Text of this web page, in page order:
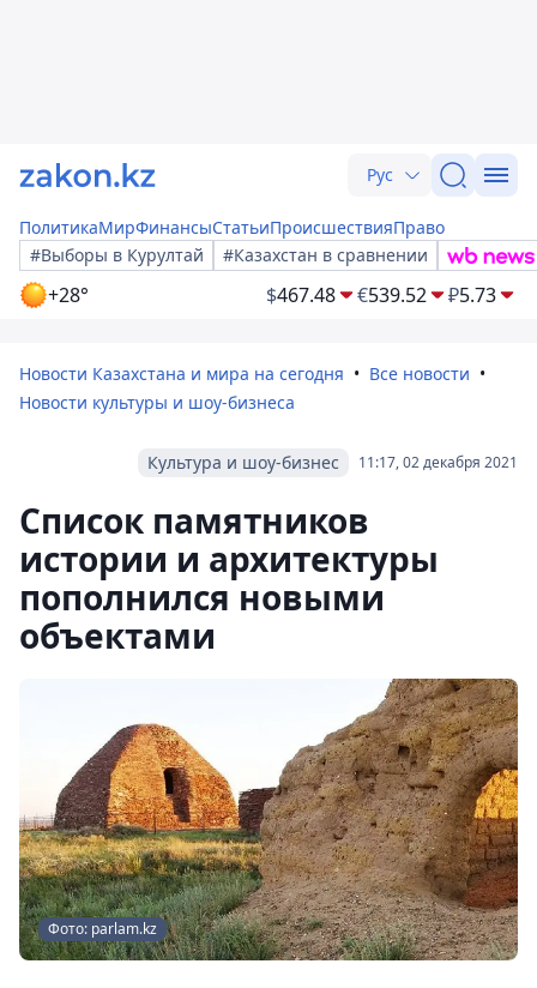
Рус
ПолитикаМирФинансыСтатьиПроисшествияПраво
#Выборы в Курултай
#Казахстан в сравнении
+28° $467.48 €539.52 ₽5.73
Новости Казахстана и мира на сегодня
Все новости
Новости культуры и шоу-бизнеса
11:17, 02 декабря 2021
Культура и шоу-бизнес
Список памятников
истории и архитектуры
пополнился новыми
объектами
Фото: parlam.kz